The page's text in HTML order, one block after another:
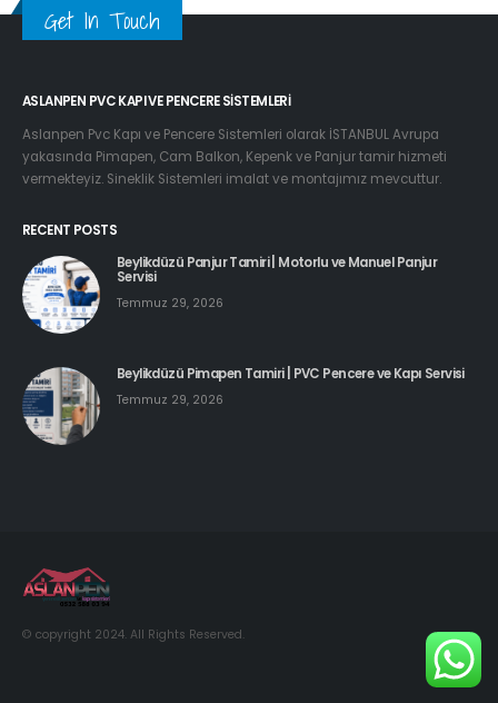
Get In Touch
ASLANPEN PVC KAPI VE PENCERE SISTEMLERI
Aslanpen Pvc Kapı ve Pencere Sistemleri olarak İSTANBUL Avrupa
yakasında Pimapen, Cam Balkon, Kepenk ve Panjur tamir hizmeti
vermekteyiz. Sineklik Sistemleri imalat ve montajımız mevcuttur.
RECENT POSTS
Beylikdüzü Panjur Tamiri | Motorlu ve Manuel Panjur
Servisi
Temmuz 29, 2026
Beylikdüzü Pimapen Tamiri | PVC Pencere ve Kapı Servisi
Temmuz 29, 2026
© copyright 2024. All Rights Reserved.